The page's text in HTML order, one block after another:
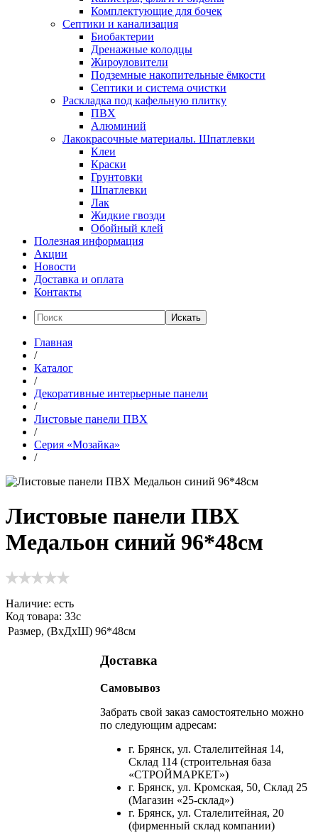
Комплектующие для бочек
Септики и канализация
Биобактерии
Дренажные колодцы
Жироуловители
Подземные накопительные ёмкости
Септики и система очистки
Раскладка под кафельную плитку
ПВХ
Алюминий
Лакокрасочные материалы. Шпатлевки
Клеи
Краски
Грунтовки
Шпатлевки
Лак
Жидкие гвозди
Обойный клей
Полезная информация
Акции
Новости
Доставка и оплата
Контакты
Искать
Главная
/
Каталог
/
Декоративные интерьерные панели
/
Листовые панели ПВХ
/
Серия «Мозайка»
/
Листовые панели ПВХ
Медальон синий 96*48см
Наличие: есть
Код товара: 33с
Размер, (ВхДхШ) 96*48см
Доставка
Самовывоз
Забрать свой заказ самостоятельно можно
по следующим адресам:
г. Брянск, ул. Сталелитейная 14,
Склад 114 (строительная база
«СТРОЙМАРКЕТ»)
г. Брянск, ул. Кромская, 50, Склад 25
(Магазин «25-склад»)
г. Брянск, ул. Сталелитейная, 20
(фирменный склад компании)